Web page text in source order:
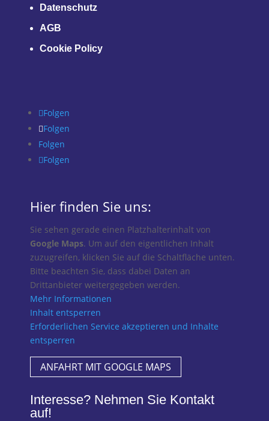
Datenschutz
AGB
Cookie Policy
Folgen
Folgen
Folgen
Folgen
Hier finden Sie uns:
Sie sehen gerade einen Platzhalterinhalt von
Google Maps. Um auf den eigentlichen Inhalt
zuzugreifen, klicken Sie auf die Schaltfläche unten.
Bitte beachten Sie, dass dabei Daten an
Drittanbieter weitergegeben werden.
Mehr Informationen
Inhalt entsperren
Erforderlichen Service akzeptieren und Inhalte
entsperren
ANFAHRT MIT GOOGLE MAPS
Interesse? Nehmen Sie Kontakt
auf!